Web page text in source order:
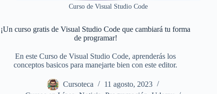
Curso de Visual Studio Code
¡Un curso gratis de Visual Studio Code que cambiará tu forma
de programar!
En este Curso de Visual Studio Code, aprenderás los
conceptos basicos para manejarte bien con este editor.
Cursoteca
11 agosto, 2023